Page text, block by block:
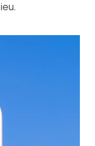
lieu.